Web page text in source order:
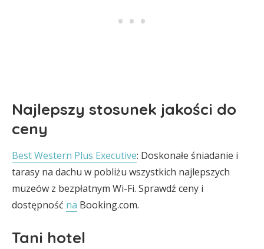
Najlepszy stosunek jakości do
ceny
Best Western Plus Executive: Doskonałe śniadanie i
tarasy na dachu w pobliżu wszystkich najlepszych
muzeów z bezpłatnym Wi-Fi. Sprawdź ceny i
dostępność na Booking.com.
Tani hotel